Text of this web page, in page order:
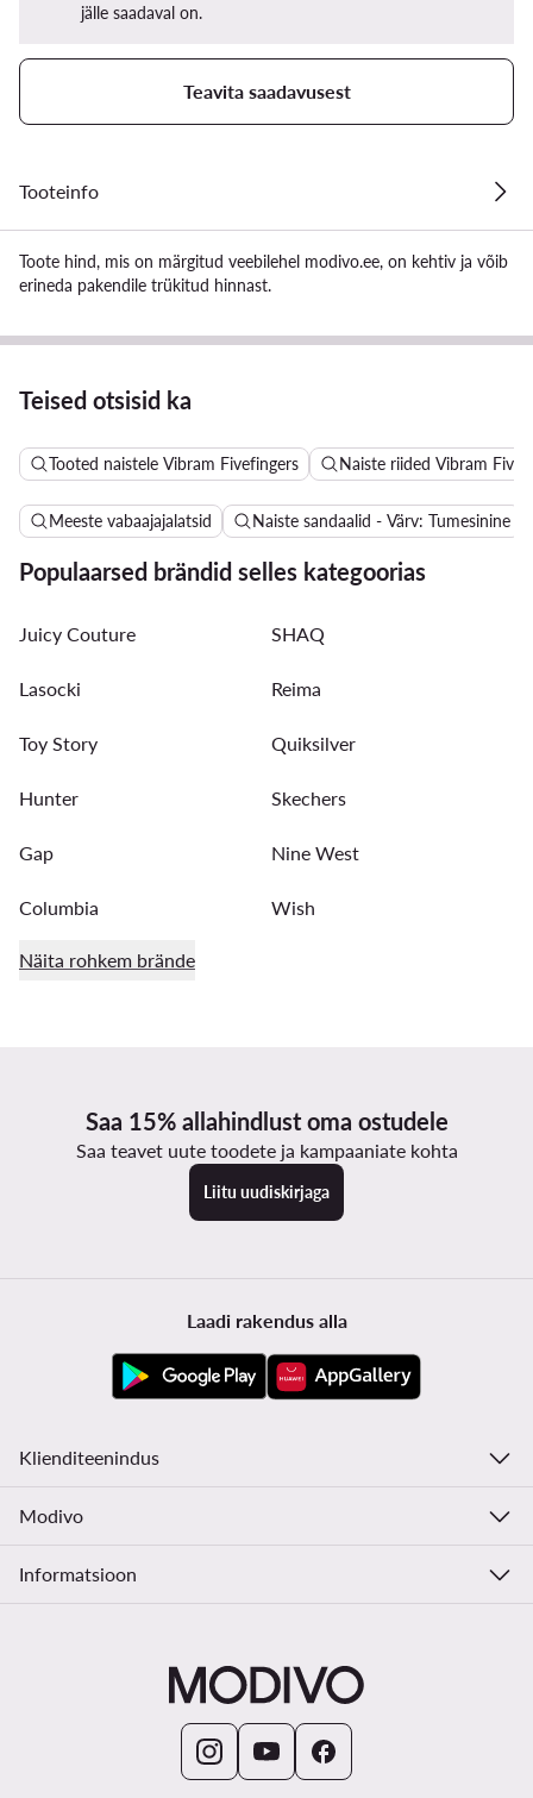
jälle saadaval on.
Teavita saadavusest
Tooteinfo
Toote hind, mis on märgitud veebilehel modivo.ee, on kehtiv ja võib
erineda pakendile trükitud hinnast.
Teised otsisid ka
Tooted naistele Vibram Fivefingers Naiste riided Vibram
Meeste vabaajajalatsid Naiste sandaalid - Värv: Tumesinine
Populaarsed brändid selles kategoorias
Juicy Couture SHAQ
Lasocki Reima
Toy Story Quiksilver
Hunter Skechers
Gap Nine West
Columbia Wish
Näita rohkem brände
Saa 15% allahindlust oma ostudele
Saa teavet uute toodete ja kampaaniate kohta
Liitu uudiskirjaga
Laadi rakendus alla
Klienditeenindus
Modivo
Informatsioon